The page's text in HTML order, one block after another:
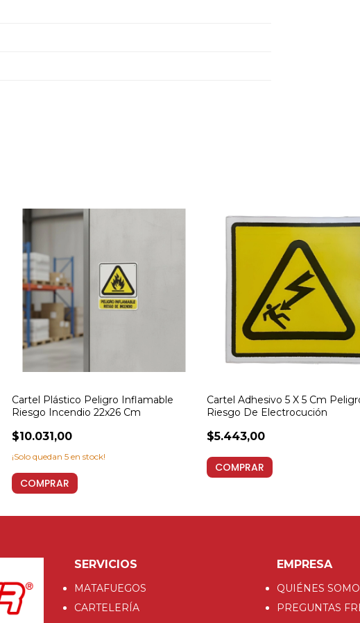
Cartel Plástico Peligro Inflamable
Riesgo Incendio 22x26 Cm
$10.031,00
¡Solo quedan 5 en stock!
COMPRAR
Cartel Adhesivo 5 X 5 Cm
Riesgo De Electrocución
$5.443,00
COMPRAR
SERVICIOS
MATAFUEGOS
CARTELERÍA
EMPRESA
QUIÉNES
PREGUNTAS